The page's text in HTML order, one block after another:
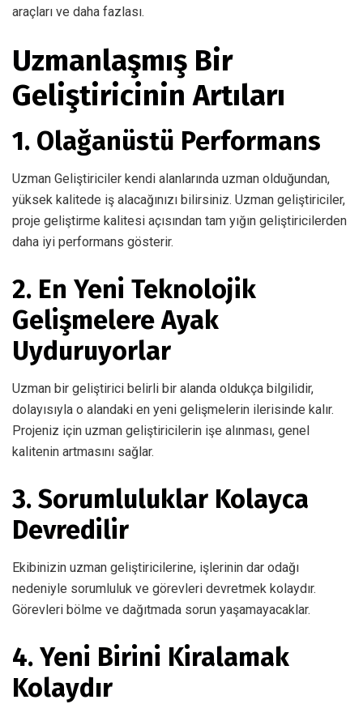
araçları ve daha fazlası.
Uzmanlaşmış Bir
Geliştiricinin Artıları
1. Olağanüstü Performans
Uzman Geliştiriciler kendi alanlarında uzman olduğundan,
yüksek kalitede iş alacağınızı bilirsiniz. Uzman geliştiriciler,
proje geliştirme kalitesi açısından tam yığın geliştiricilerden
daha iyi performans gösterir.
2. En Yeni Teknolojik
Gelişmelere Ayak
Uyduruyorlar
Uzman bir geliştirici belirli bir alanda oldukça bilgilidir,
dolayısıyla o alandaki en yeni gelişmelerin ilerisinde kalır.
Projeniz için uzman geliştiricilerin işe alınması, genel
kalitenin artmasını sağlar.
3. Sorumluluklar Kolayca
Devredilir
Ekibinizin uzman geliştiricilerine, işlerinin dar odağı
nedeniyle sorumluluk ve görevleri devretmek kolaydır.
Görevleri bölme ve dağıtmada sorun yaşamayacaklar.
4. Yeni Birini Kiralamak
Kolaydır